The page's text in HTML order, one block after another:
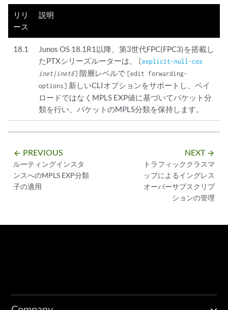
リリ
ース
説明
18.1
Junos OS 18.1R1以降、第3世代FPC(FPC3)を搭載し
たPTXシリーズルーターは、
[explicit-null-cos
inet|inet6] 階層レベルで [edit forwarding-
options] 新しいCLIオプションをサポートし、ペイ
ロードではなくMPLS EXP値に基づいてパケット分
類を行い、パケットのMPLS分類を保持します。
arrow_backward PREVIOUS
ルーティングインスタ
ンスへのMPLS EXP分類
子の適用
NEXT arrow_forward
トラフィッククラスマ
ップによるイングレス
オーバーサブスクリプ
ションの管理